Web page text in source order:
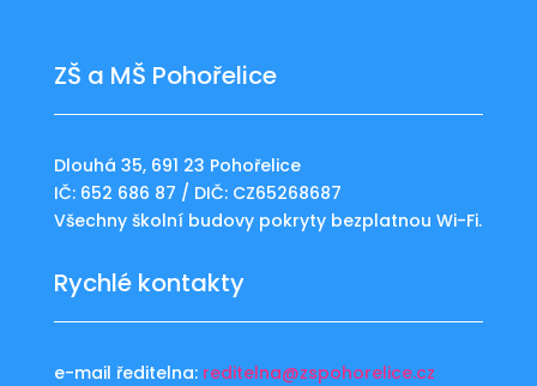
ZŠ a MŠ Pohořelice
Dlouhá 35, 691 23 Pohořelice
IČ: 652 686 87 / DIČ: CZ65268687
Všechny školní budovy pokryty bezplatnou Wi-Fi.
Rychlé kontakty
e-mail ředitelna: reditelna@zspohorelice.cz